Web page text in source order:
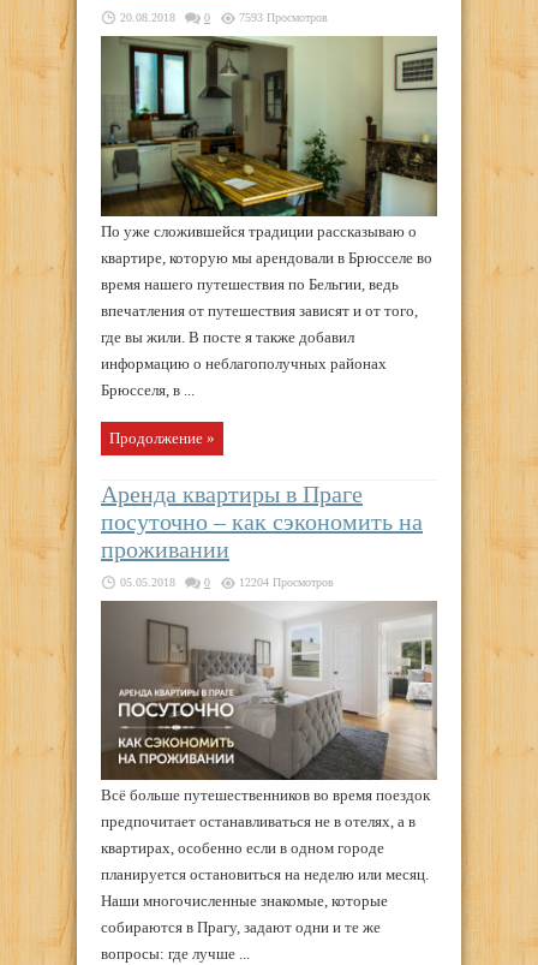
20.08.2018 0 7593 Просмотров
По уже сложившейся традиции рассказываю о
квартире, которую мы арендовали в Брюсселе во
время нашего путешествия по Бельгии, ведь
впечатления от путешествия зависят и от того,
где вы жили. В посте я также добавил
информацию о неблагополучных районах
Брюсселя, в ...
Продолжение »
Аренда квартиры в Праге
посуточно – как сэкономить на
проживании
05.05.2018 0 12204 Просмотров
Всё больше путешественников во время поездок
предпочитает останавливаться не в отелях, а в
квартирах, особенно если в одном городе
планируется остановиться на неделю или месяц.
Наши многочисленные знакомые, которые
собираются в Прагу, задают одни и те же
вопросы: где лучше ...